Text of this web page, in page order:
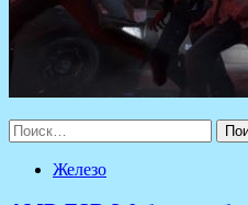
Найти:
Железо